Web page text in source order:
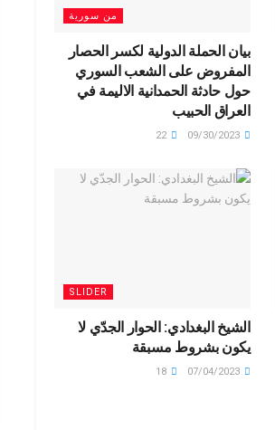
من سورية
بيان الحملة الدولية لكسر الحصار
المفروض على الشعب السوري
حول حادثة الحمدانية الاليمة في
العراق الحبيب
09/30/2023
22
SLIDER
الشيخ البغدادي: الحوار الجدّي لا
يكون بشروط مسبقة
07/04/2023
18